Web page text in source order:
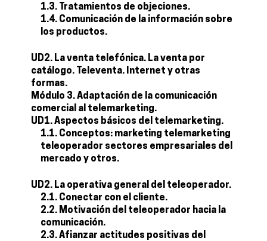
1.3. Tratamientos de objeciones.
1.4. Comunicación de la información sobre
los productos.
UD2. La venta telefónica. La venta por
catálogo. Televenta. Internet y otras
formas.
Módulo 3. Adaptación de la comunicación
comercial al telemarketing.
UD1. Aspectos básicos del telemarketing.
1.1. Conceptos: marketing telemarketing
teleoperador sectores empresariales del
mercado y otros.
UD2. La operativa general del teleoperador.
2.1. Conectar con el cliente.
2.2. Motivación del teleoperador hacia la
comunicación.
2.3. Afianzar actitudes positivas del